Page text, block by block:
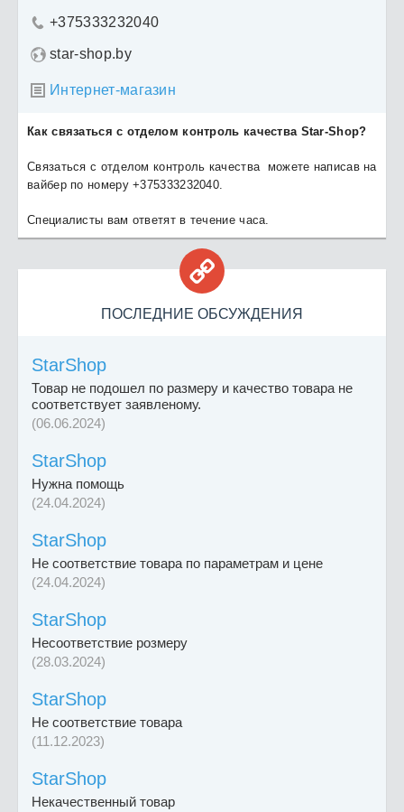
 +375333232040
star-shop.by
 Интернет-магазин
Как связаться с отделом контроль качества Star-Shop?
Связаться с отделом контроль качества можете написав на
вайбер по номеру +375333232040.
Специалисты вам ответят в течение часа.

ПОСЛЕДНИЕ ОБСУЖДЕНИЯ
StarShop
Товар не подошел по размеру и качество товара не
соответствует заявленому.
(06.06.2024)
StarShop
Нужна помощь
(24.04.2024)
StarShop
Не соответствие товара по параметрам и цене
(24.04.2024)
StarShop
Несоответствие розмеру
(28.03.2024)
StarShop
Не соответствие товара
(11.12.2023)
StarShop
Некачественный товар